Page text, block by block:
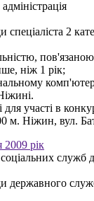
2
ніж 1 рік;
участі в
м. Ніжин, вул.
рік
служб
державного